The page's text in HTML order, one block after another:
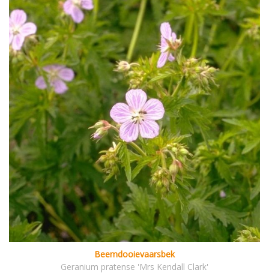
Beemdooievaarsbek
Geranium pratense 'Mrs Kendall Clark'